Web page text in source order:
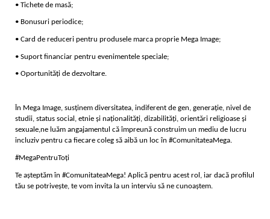
• Tichete de masă;
• Bonusuri periodice;
• Card de reduceri pentru produsele marca proprie Mega Image;
• Suport financiar pentru evenimentele speciale;
• Oportunități de dezvoltare.
În Mega Image, susținem diversitatea, indiferent de gen, generație, nivel de
studii, status social, etnie și naționalități, dizabilități, orientări religioase și
sexuale,ne luăm angajamentul că împreună construim un mediu de lucru
incluziv pentru ca fiecare coleg să aibă un loc în #ComunitateaMega.
#MegaPentruToți
Te așteptăm în #ComunitateaMega! Aplică pentru acest rol, iar dacă profilul
tău se potrivește, te vom invita la un interviu să ne cunoaștem.